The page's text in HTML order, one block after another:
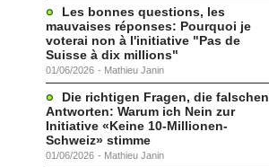
Les bonnes questions, les
mauvaises réponses: Pourquoi je
voterai non à l'initiative "Pas de
Suisse à dix millions"
01/06/2026 - Mathieu Janin
Die richtigen Fragen, die falschen
Antworten: Warum ich Nein zur
Initiative «Keine 10-Millionen-
Schweiz» stimme
01/06/2026 - Mathieu Janin